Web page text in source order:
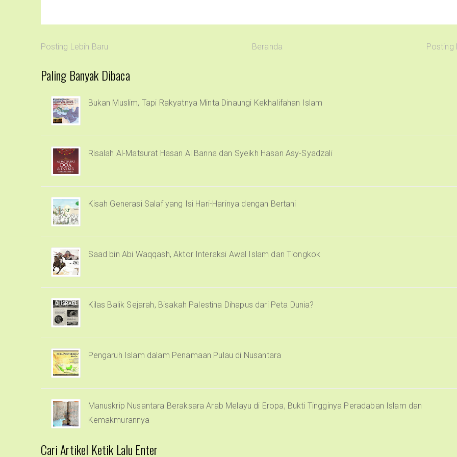
Posting Lebih Baru Beranda Posting
Paling Banyak Dibaca
Bukan Muslim, Tapi Rakyatnya Minta Dinaungi Kekhalifahan Islam
Risalah Al-Matsurat Hasan Al Banna dan Syeikh Hasan Asy-Syadzali
Kisah Generasi Salaf yang Isi Hari-Harinya dengan Bertani
Saad bin Abi Waqqash, Aktor Interaksi Awal Islam dan Tiongkok
Kilas Balik Sejarah, Bisakah Palestina Dihapus dari Peta Dunia?
Pengaruh Islam dalam Penamaan Pulau di Nusantara
Manuskrip Nusantara Beraksara Arab Melayu di Eropa, Bukti Tingginya Peradaban Islam dan
Kemakmurannya
Cari Artikel Ketik Lalu Enter